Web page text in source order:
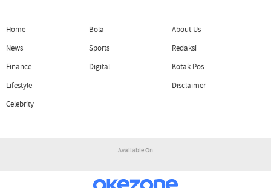
Home
News
Finance
Lifestyle
Celebrity
Bola
Sports
Digital
About Us
Redaksi
Kotak Pos
Disclaimer
Available On